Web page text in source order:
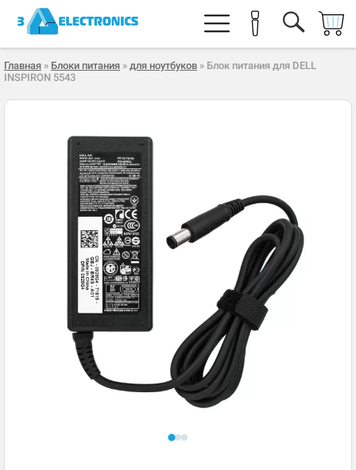
Главная » Блоки питания » для ноутбуков » Блок питания для DELL
INSPIRON 5543